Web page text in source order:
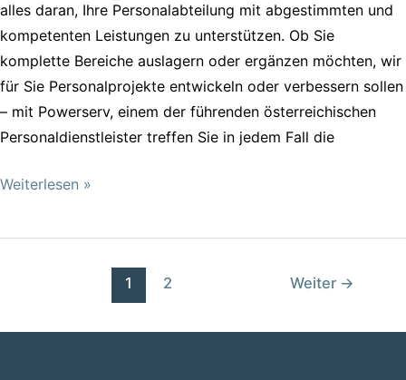
alles daran, Ihre Personalabteilung mit abgestimmten und
kompetenten Leistungen zu unterstützen. Ob Sie
komplette Bereiche auslagern oder ergänzen möchten, wir
für Sie Personalprojekte entwickeln oder verbessern sollen
– mit Powerserv, einem der führenden österreichischen
Personaldienstleister treffen Sie in jedem Fall die
Weiterlesen »
1 2 Weiter →